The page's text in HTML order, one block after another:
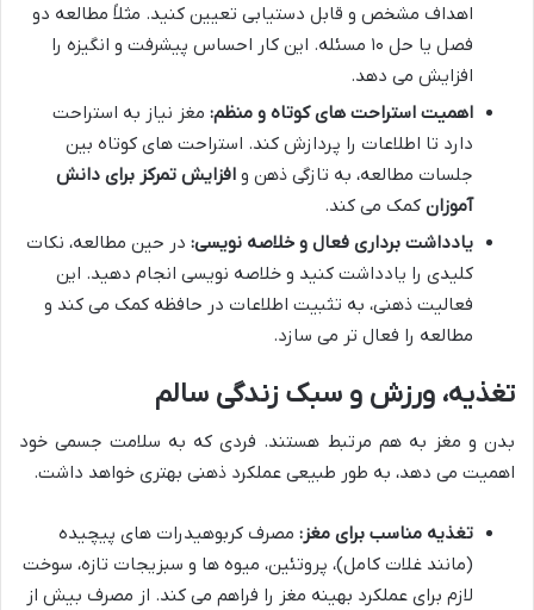
اهداف مشخص و قابل دستیابی تعیین کنید. مثلاً مطالعه دو
فصل یا حل ۱۰ مسئله. این کار احساس پیشرفت و انگیزه را
افزایش می دهد.
اهمیت استراحت های کوتاه و منظم: مغز نیاز به استراحت
دارد تا اطلاعات را پردازش کند. استراحت های کوتاه بین
جلسات مطالعه، به تازگی ذهن و افزایش تمرکز برای دانش
آموزان کمک می کند.
یادداشت برداری فعال و خلاصه نویسی: در حین مطالعه، نکات
کلیدی را یادداشت کنید و خلاصه نویسی انجام دهید. این
فعالیت ذهنی، به تثبیت اطلاعات در حافظه کمک می کند و
مطالعه را فعال تر می سازد.
تغذیه، ورزش و سبک زندگی سالم
بدن و مغز به هم مرتبط هستند. فردی که به سلامت جسمی خود
اهمیت می دهد، به طور طبیعی عملکرد ذهنی بهتری خواهد داشت.
تغذیه مناسب برای مغز: مصرف کربوهیدرات های پیچیده
(مانند غلات کامل)، پروتئین، میوه ها و سبزیجات تازه، سوخت
لازم برای عملکرد بهینه مغز را فراهم می کند. از مصرف بیش از